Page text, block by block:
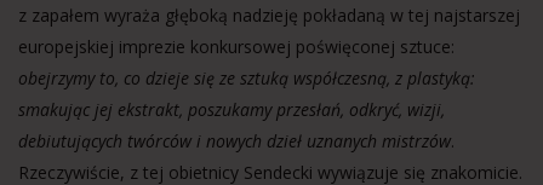
z zapałem wyraża głęboką nadzieję pokładaną w tej najstarszej
europejskiej imprezie konkursowej poświęconej sztuce:
obejrzymy to, co dzieje się ze sztuką współczesną, z plastyką:
smakując jej ekstrakt, poszukamy przesłań, odkryć, wizji,
debiutujących twórców i nowych dzieł uznanych mistrzów.
Rzeczywiście, z tej obietnicy Sendecki wywiązuje się znakomicie.